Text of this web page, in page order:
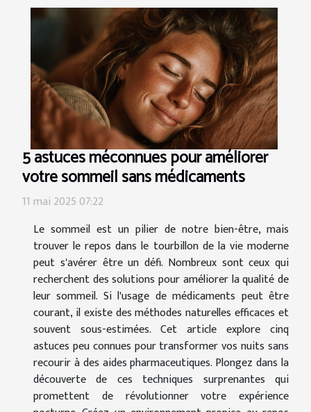
5 astuces méconnues pour améliorer
votre sommeil sans médicaments
11 mai 2025 07:22
Le sommeil est un pilier de notre bien-être, mais
trouver le repos dans le tourbillon de la vie moderne
peut s'avérer être un défi. Nombreux sont ceux qui
recherchent des solutions pour améliorer la qualité de
leur sommeil. Si l'usage de médicaments peut être
courant, il existe des méthodes naturelles efficaces et
souvent sous-estimées. Cet article explore cinq
astuces peu connues pour transformer vos nuits sans
recourir à des aides pharmaceutiques. Plongez dans la
découverte de ces techniques surprenantes qui
promettent de révolutionner votre expérience